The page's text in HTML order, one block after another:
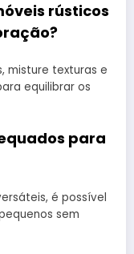
rústicos
misture texturas e
equilibrar os
para
é possível
sem